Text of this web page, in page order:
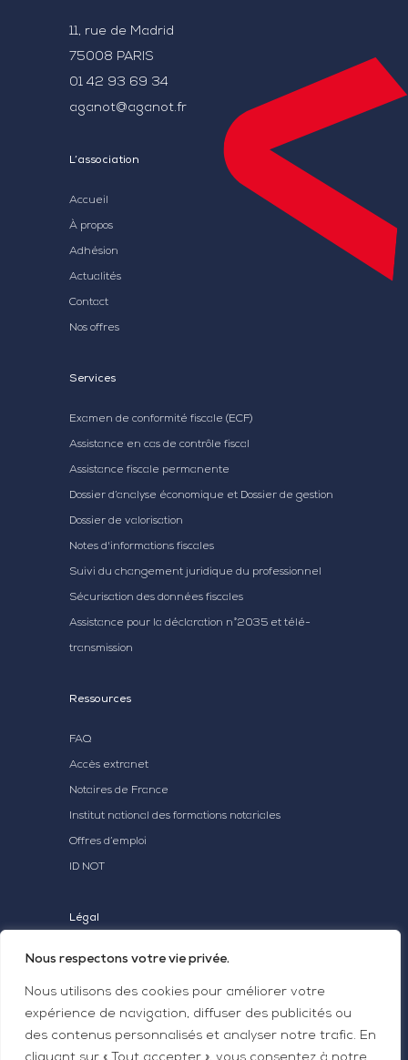
Nous respectons votre vie privée.
Nous utilisons des cookies pour améliorer votre
expérience de navigation, diffuser des publicités ou
des contenus personnalisés et analyser notre trafic. En
11, rue de Madrid
75008 PARIS
01 42 93 69 34
aganot@aganot.fr
L’association
Accueil
À propos
Adhésion
Actualités
Contact
Nos offres
Services
Examen de conformité fiscale (ECF)
Assistance en cas de contrôle fiscal
Assistance fiscale permanente
Dossier d’analyse économique et Dossier de gestion
Dossier de valorisation
Notes d'informations fiscales
Suivi du changement juridique du professionnel
Sécurisation des données fiscales
Assistance pour la déclaration n°2035 et télé-
transmission
Ressources
FAQ
Accès extranet
Notaires de France
Institut national des formations notariales
Offres d’emploi
ID NOT
Légal
Mentions légales
Statuts Aganot